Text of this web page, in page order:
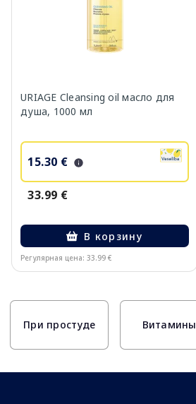
URIAGE Cleansing oil масло для
душа, 1000 мл
15.30 €
33.99 €
В корзину
Регулярная цена: 33.99 €
При простуде Витамины